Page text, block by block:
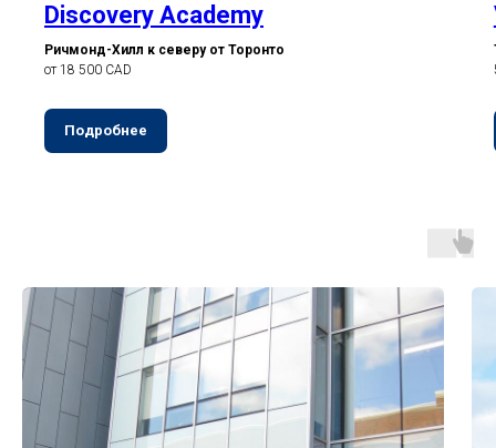
Discovery Academy
Ричмонд-Хилл к северу от Торонто
от 18 500 CAD
Подробнее